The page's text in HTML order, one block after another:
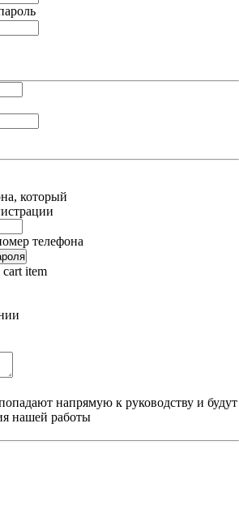
который
телефона
напрямую к руководству и будут
нашей работы